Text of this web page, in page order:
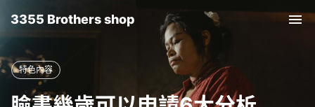
3355 Brothers shop
特色內容